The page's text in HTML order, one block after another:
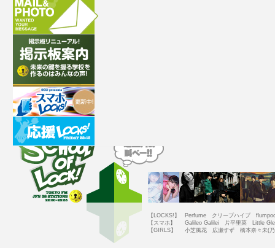
【LOCKS!】
Perfume クリープハイプ
【スマホ】
Galileo Galilei 片平里菜 Little
【GIRLS】
小芝風花 広瀬すず 橋本奈々未(